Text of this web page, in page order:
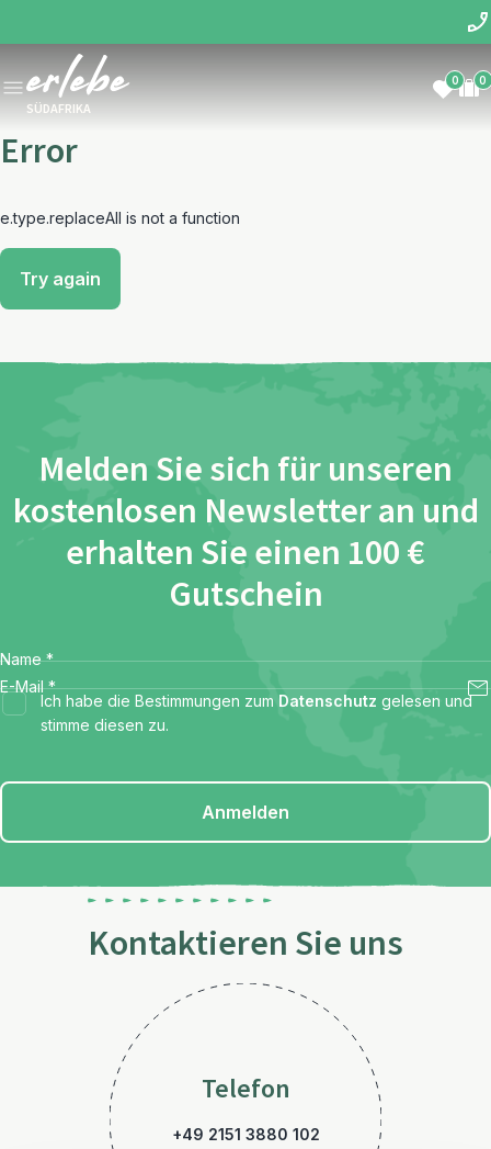
SÜDAFRIKA
0 0
Error
e.type.replaceAll is not a function
Try again
Melden Sie sich für unseren
kostenlosen Newsletter an und
erhalten Sie einen 100 €
Gutschein
Name *
E-Mail *
Ich habe die Bestimmungen zum Datenschutz gelesen und
stimme diesen zu.
Anmelden
Kontaktieren Sie uns
Telefon
+49 2151 3880 102